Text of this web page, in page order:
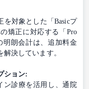
を対象とした「Basicプ
矯正に対応する「Pro
明朗会計は、追加料金
決しています。
ション:
ン診療を活用し、通院